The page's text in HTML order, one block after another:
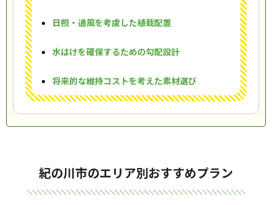
日照・通風を考慮した植栽配置
水はけを確保するための勾配設計
将来的な維持コストを考えた素材選び
紀の川市のエリア別おすすめプラン